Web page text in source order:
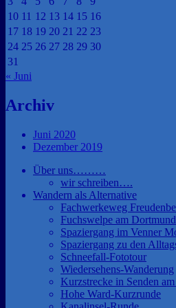
10 11 12 13 14 15 16
17 18 19 20 21 22 23
24 25 26 27 28 29 30
31
« Juni
Archiv
Juni 2020
Dezember 2019
Über uns………
wir schreiben….
Wandern als Alternative
Fachwerkeweg
Fuchswelpe am
Spaziergang im Venner
Spaziergang zu den
Schneefall-Fototour
Wiedersehens-Wanderung
Kurzstrecke in Senden
Hohe Ward-Kurzrunde